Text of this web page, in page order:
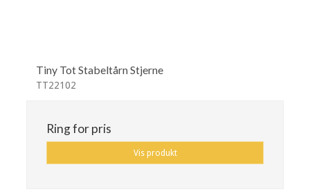
Tiny Tot Stabeltårn Stjerne
TT22102
Ring for pris
Vis produkt